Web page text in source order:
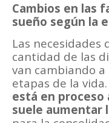
Cambios en las
sueño según la
Las necesidades
cantidad de las
van cambiando
etapas de la vida.
está en proceso
suele aumentar